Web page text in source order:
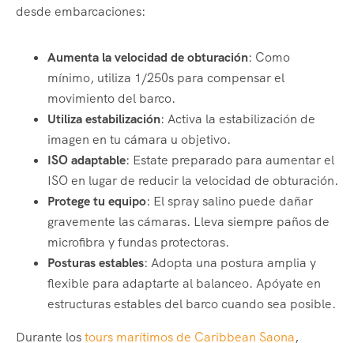
desde embarcaciones:
Aumenta la velocidad de obturación: Como
mínimo, utiliza 1/250s para compensar el
movimiento del barco.
Utiliza estabilización: Activa la estabilización de
imagen en tu cámara u objetivo.
ISO adaptable: Estate preparado para aumentar el
ISO en lugar de reducir la velocidad de obturación.
Protege tu equipo: El spray salino puede dañar
gravemente las cámaras. Lleva siempre paños de
microfibra y fundas protectoras.
Posturas estables: Adopta una postura amplia y
flexible para adaptarte al balanceo. Apóyate en
estructuras estables del barco cuando sea posible.
Durante lostours marítimos de Caribbean Saona,